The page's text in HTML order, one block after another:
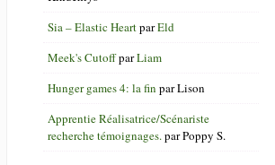
Sia – Elastic HeartparEld
Meek's CutoffparLiam
Hunger games 4: la fin parLison
Apprentie Réalisatrice/Scénariste
recherche témoignages. parPoppy S.